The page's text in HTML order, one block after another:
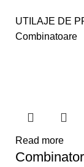
UTILAJE DE
Combinatoare
Read more